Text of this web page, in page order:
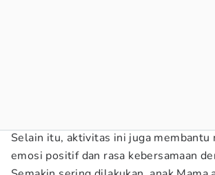
Selain itu, aktivitas ini juga membantu
emosi positif dan rasa kebersamaan